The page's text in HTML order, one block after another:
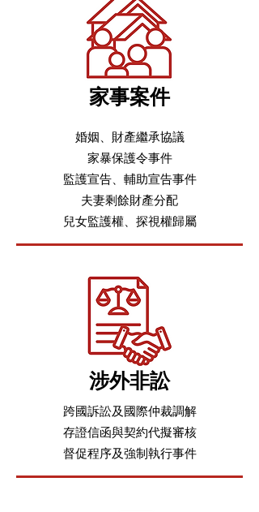
家事案件
婚姻、財產繼承協議
家暴保護令事件
監護宣告、輔助宣告事件
夫妻剩餘財產分配
兒女監護權、探視權歸屬
涉外非訟
跨國訴訟及國際仲裁調解
存證信函與契約代擬審核
督促程序及強制執行事件